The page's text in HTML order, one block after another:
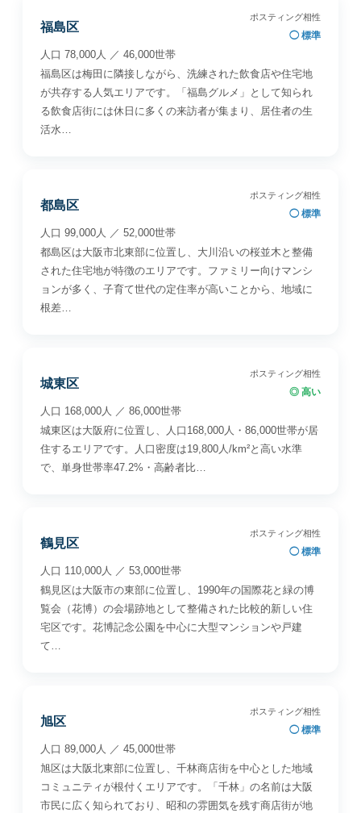
福島区
ポスティング相性
◯ 標準
人口 78,000人 ／ 46,000世帯
福島区は梅田に隣接しながら、洗練された飲食店や住宅地
が共存する人気エリアです。「福島グルメ」として知られ
る飲食店街には休日に多くの来訪者が集まり、居住者の生
活水…
都島区
ポスティング相性
◯ 標準
人口 99,000人 ／ 52,000世帯
都島区は大阪市北東部に位置し、大川沿いの桜並木と整備
された住宅地が特徴のエリアです。ファミリー向けマンシ
ョンが多く、子育て世代の定住率が高いことから、地域に
根差…
城東区
ポスティング相性
◎ 高い
人口 168,000人 ／ 86,000世帯
城東区は大阪府に位置し、人口168,000人・86,000世帯が居
住するエリアです。人口密度は19,800人/km²と高い水準
で、単身世帯率47.2%・高齢者比…
鶴見区
ポスティング相性
◯ 標準
人口 110,000人 ／ 53,000世帯
鶴見区は大阪市の東部に位置し、1990年の国際花と緑の博
覧会（花博）の会場跡地として整備された比較的新しい住
宅区です。花博記念公園を中心に大型マンションや戸建
て…
旭区
ポスティング相性
◯ 標準
人口 89,000人 ／ 45,000世帯
旭区は大阪北東部に位置し、千林商店街を中心とした地域
コミュニティが根付くエリアです。「千林」の名前は大阪
市民に広く知られており、昭和の雰囲気を残す商店街が地